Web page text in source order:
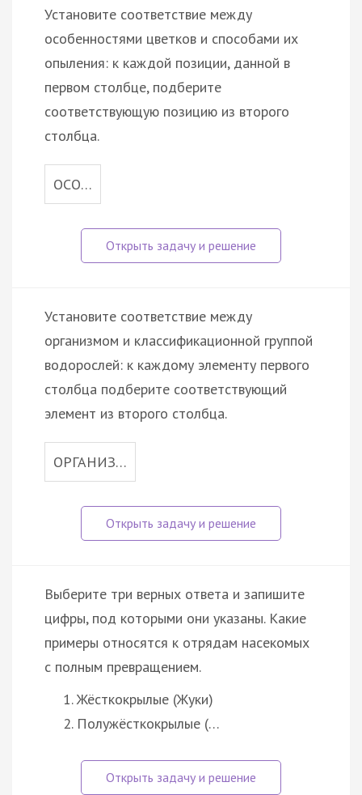
Установите соответствие между
особенностями цветков и способами их
опыления: к каждой позиции, данной в
первом столбце, подберите
соответствующую позицию из второго
столбца.
ОСО…
Установите соответствие между
организмом и классификационной группой
водорослей: к каждому элементу первого
столбца подберите соответствующий
элемент из второго столбца.
ОРГАНИЗ…
Выберите три верных ответа и запишите
цифры, под которыми они указаны. Какие
примеры относятся к отрядам насекомых
с полным превращением.
Жёсткокрылые (Жуки)
Полужёсткокрылые (…